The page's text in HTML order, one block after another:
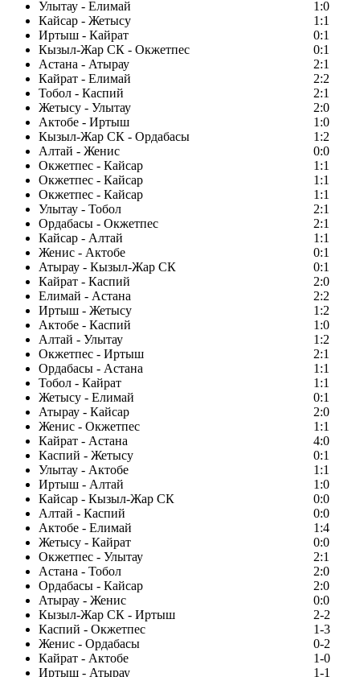
Улытау - Елимай
1:0
Кайсар - Жетысу
1:1
Иртыш - Кайрат
0:1
Кызыл-Жар СК - Окжетпес
0:1
Астана - Атырау
2:1
Кайрат - Елимай
2:2
Тобол - Каспий
2:1
Жетысу - Улытау
2:0
Актобе - Иртыш
1:0
Кызыл-Жар СК - Ордабасы
1:2
Алтай - Женис
0:0
Окжетпес - Кайсар
1:1
Окжетпес - Кайсар
1:1
Окжетпес - Кайсар
1:1
Улытау - Тобол
2:1
Ордабасы - Окжетпес
2:1
Кайсар - Алтай
1:1
Женис - Актобе
0:1
Атырау - Кызыл-Жар СК
0:1
Кайрат - Каспий
2:0
Елимай - Астана
2:2
Иртыш - Жетысу
1:2
Актобе - Каспий
1:0
Алтай - Улытау
1:2
Окжетпес - Иртыш
2:1
Ордабасы - Астана
1:1
Тобол - Кайрат
1:1
Жетысу - Елимай
0:1
Атырау - Кайсар
2:0
Женис - Окжетпес
1:1
Кайрат - Астана
4:0
Каспий - Жетысу
0:1
Улытау - Актобе
1:1
Иртыш - Алтай
1:0
Кайсар - Кызыл-Жар СК
0:0
Алтай - Каспий
0:0
Актобе - Елимай
1:4
Жетысу - Кайрат
0:0
Окжетпес - Улытау
2:1
Астана - Тобол
2:0
Ордабасы - Кайсар
2:0
Атырау - Женис
0:0
Кызыл-Жар СК - Иртыш
2-2
Каспий - Окжетпес
1-3
Женис - Ордабасы
0-2
Кайрат - Актобе
1-0
Иртыш - Атырау
1-1